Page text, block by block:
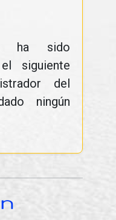
ha sido
siguiente
del
ningún